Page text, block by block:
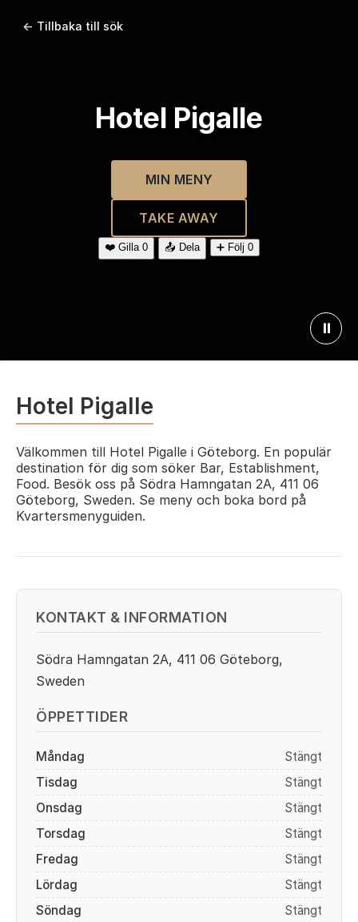
← Tillbaka till sök
Hotel Pigalle
MIN MENY
TAKE AWAY
❤️ Gilla 0 📤 Dela ➕ Följ 0
⏸
Hotel Pigalle
Välkommen till Hotel Pigalle i Göteborg. En populär
destination för dig som söker Bar, Establishment,
Food. Besök oss på Södra Hamngatan 2A, 411 06
Göteborg, Sweden. Se meny och boka bord på
Kvartersmenyguiden.
KONTAKT & INFORMATION
Södra Hamngatan 2A, 411 06 Göteborg,
Sweden
ÖPPETTIDER
Måndag
Stängt
Tisdag
Stängt
Onsdag
Stängt
Torsdag
Stängt
Fredag
Stängt
Lördag
Stängt
Söndag
Stängt